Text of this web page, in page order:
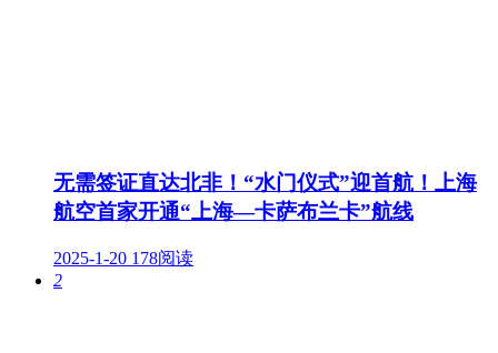
无需签证直达北非！“水门仪式”迎首航！上海
航空首家开通“上海—卡萨布兰卡”航线
2025-1-20 178阅读
2